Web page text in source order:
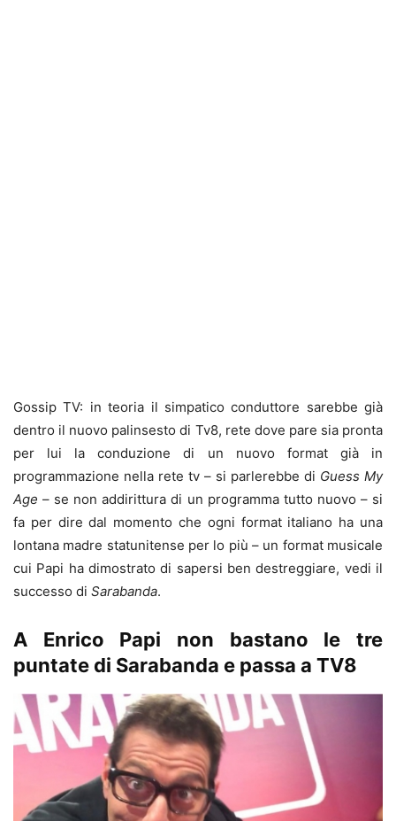
Gossip TV: in teoria il simpatico conduttore sarebbe già
dentro il nuovo palinsesto di Tv8, rete dove pare sia pronta
per lui la conduzione di un nuovo format già in
programmazione nella rete tv – si parlerebbe di Guess My
Age – se non addirittura di un programma tutto nuovo – si
fa per dire dal momento che ogni format italiano ha una
lontana madre statunitense per lo più – un format musicale
cui Papi ha dimostrato di sapersi ben destreggiare, vedi il
successo di Sarabanda.
A Enrico Papi non bastano le tre
puntate di Sarabanda e passa a TV8